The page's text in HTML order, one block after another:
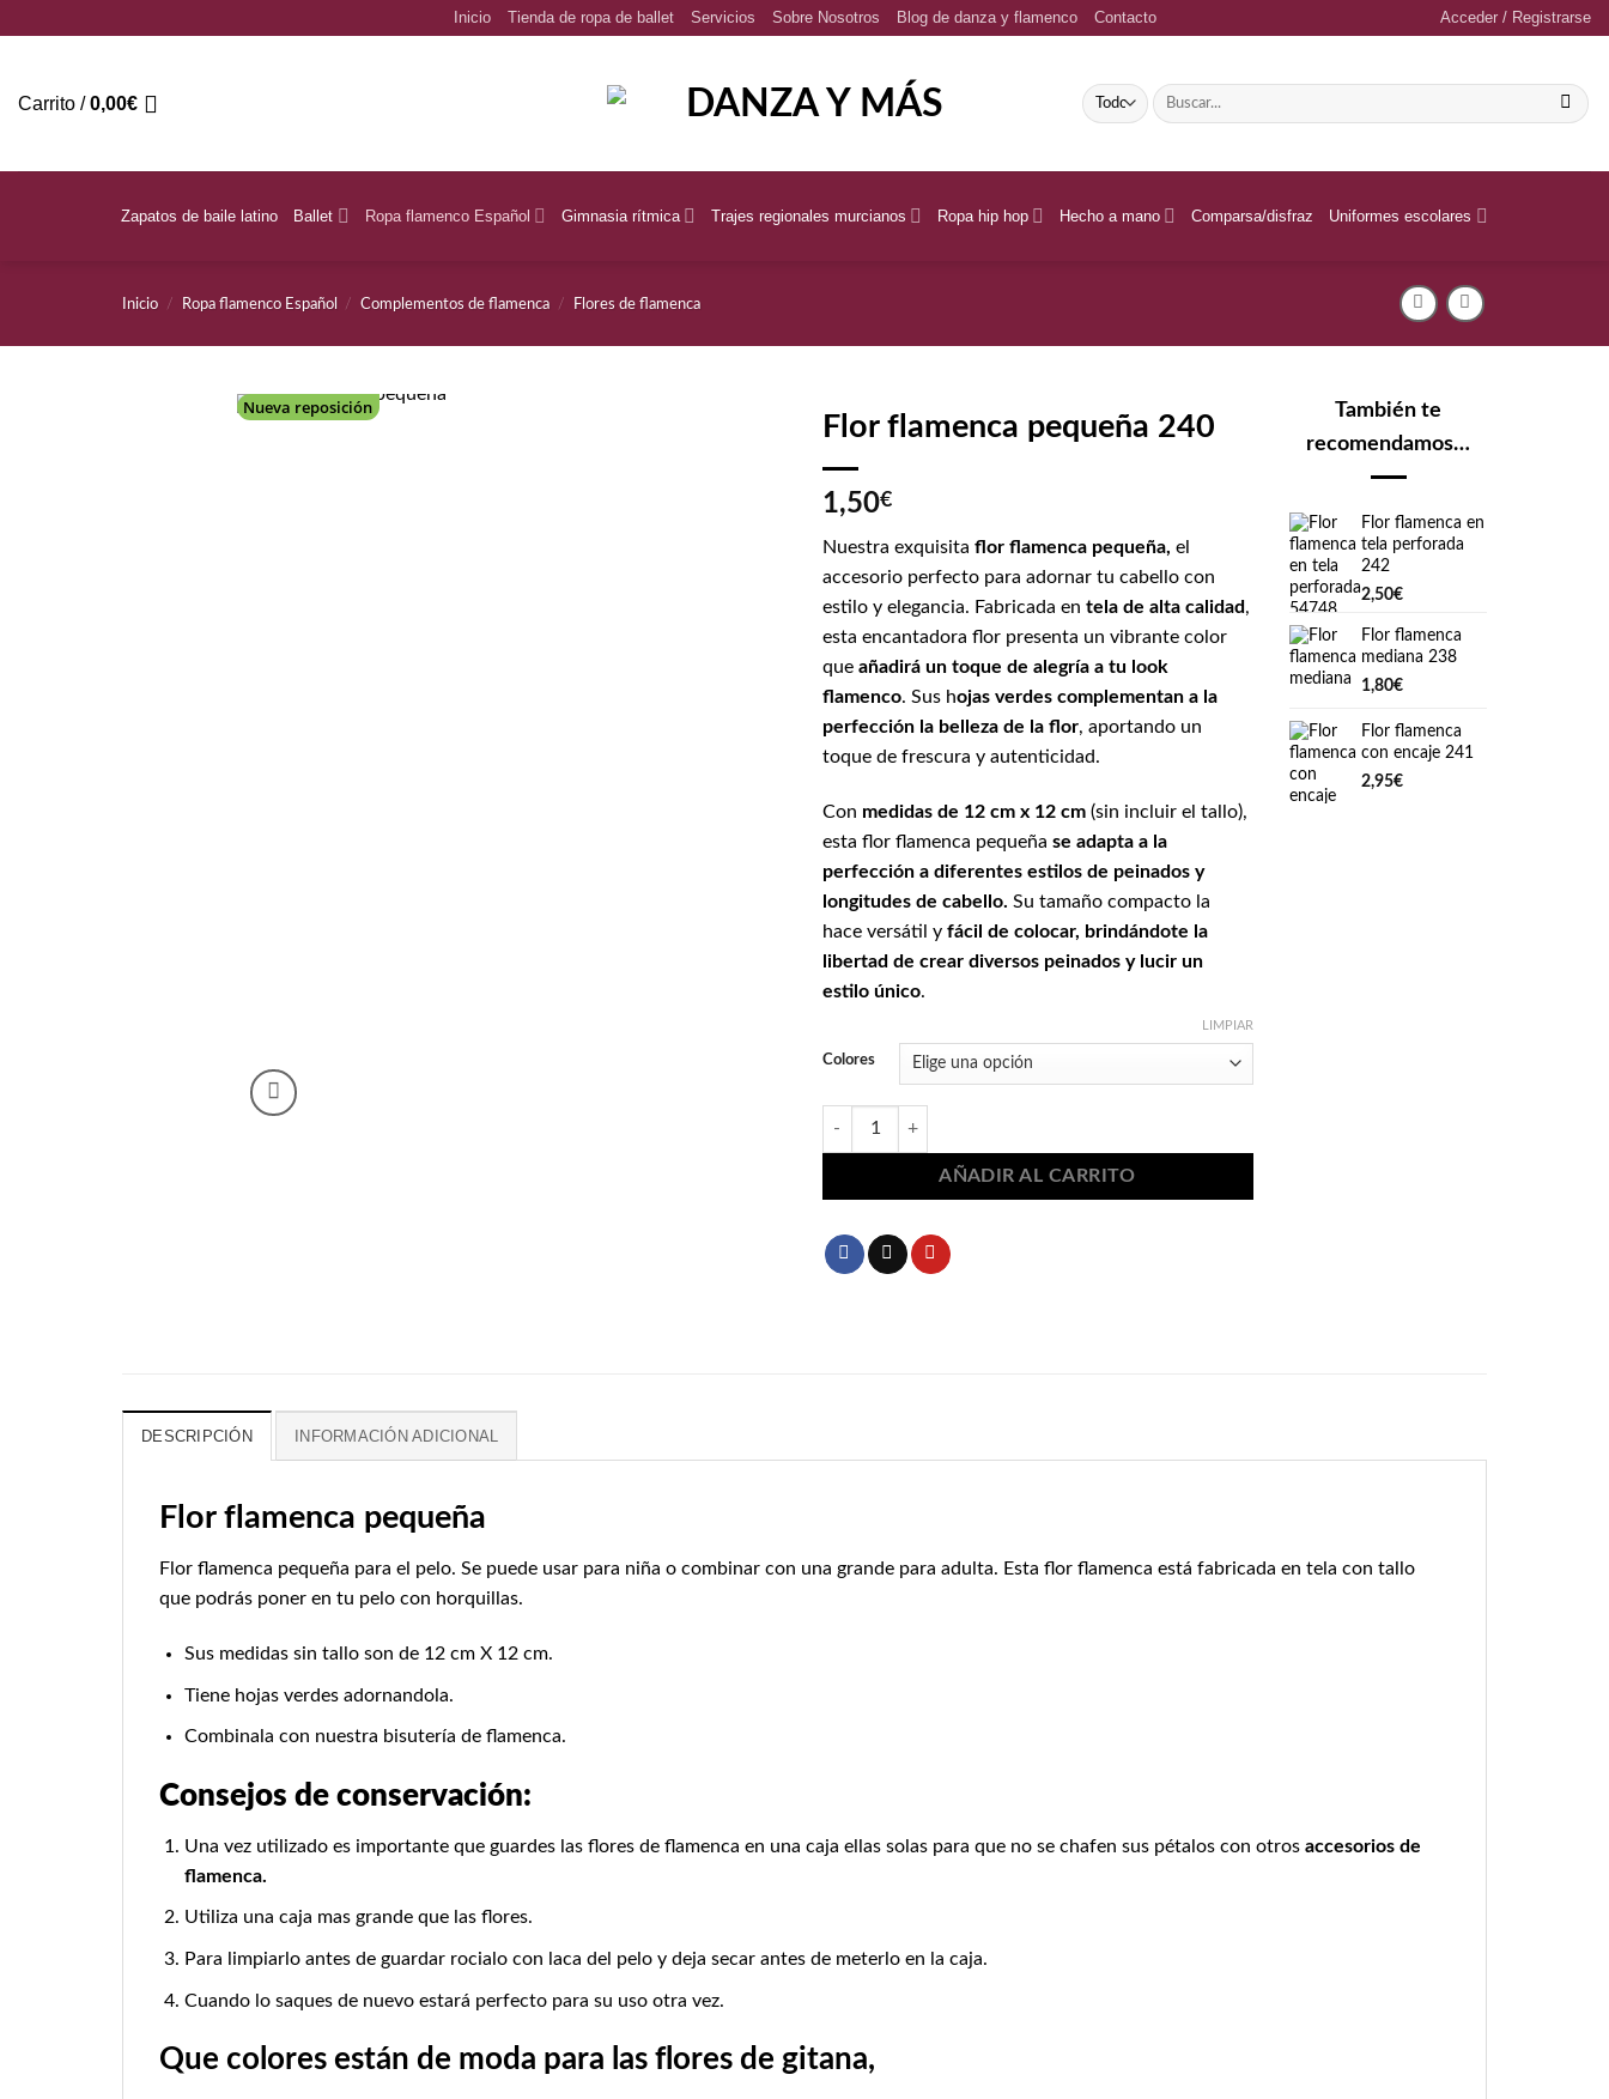
Inicio Tienda de ropa de ballet Servicios Sobre Nosotros Blog de danza y flamenco Contacto Acceder / Registrarse
Carrito /0,00€
Buscar
por:
Zapatos de baile latino Ballet Ropa flamenco Español Gimnasia rítmica Trajes regionales murcianos Ropa hip hop Hecho a mano Comparsa/disfraz Uniformes escolares
Inicio / Ropa flamenco Español / Complementos de flamenca / Flores de flamenca
Nueva reposición
Flor flamenca pequeña 240
1,50€
Nuestra exquisita flor flamenca pequeña, el
accesorio perfecto para adornar tu cabello con
estilo y elegancia. Fabricada en tela de alta calidad,
esta encantadora flor presenta un vibrante color
que añadirá un toque de alegría a tu look
flamenco. Sus hojas verdes complementan a la
perfección la belleza de la flor, aportando un
toque de frescura y autenticidad.
Con medidas de 12 cm x 12 cm (sin incluir el tallo),
esta flor flamenca pequeña se adapta a la
perfección a diferentes estilos de peinados y
longitudes de cabello. Su tamaño compacto la
hace versátil y fácil de colocar, brindándote la
libertad de crear diversos peinados y lucir un
estilo único.
Colores
LIMPIAR
Flor flamenca pequeña 240 cantidad
AÑADIR AL CARRITO
También te
recomendamos…
Flor flamenca en
tela perforada
242
2,50€
Flor flamenca
mediana 238
1,80€
Flor flamenca
con encaje 241
2,95€
DESCRIPCIÓN INFORMACIÓN ADICIONAL
Flor flamenca pequeña
Flor flamenca pequeña para el pelo. Se puede usar para niña o combinar con una grande para adulta. Esta flor flamenca está fabricada en tela con tallo
que podrás poner en tu pelo con horquillas.
Sus medidas sin tallo son de 12 cm X 12 cm.
Tiene hojas verdes adornandola.
Combinala con nuestra bisutería de flamenca.
Consejos de conservación:
Una vez utilizado es importante que guardes las flores de flamenca en una caja ellas solas para que no se chafen sus pétalos con otrosaccesorios de
flamenca.
Utiliza una caja mas grande que las flores.
Para limpiarlo antes de guardar rocialo con laca del pelo y deja secar antes de meterlo en la caja.
Cuando lo saques de nuevo estará perfecto para su uso otra vez.
Que colores están de moda para las flores de gitana,